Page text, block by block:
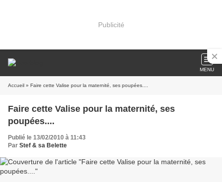
Publicité
MENU
Accueil » Faire cette Valise pour la maternité, ses poupées....
Faire cette Valise pour la maternité, ses
poupées....
Publié le 13/02/2010 à 11:43
Par Stef & sa Belette